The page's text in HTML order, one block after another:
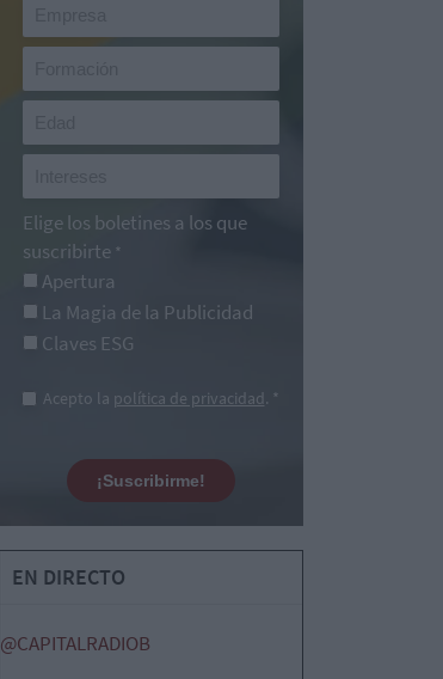
Elige los boletines a los que
suscribirte *
Apertura
La Magia de la Publicidad
Claves ESG
Acepto la política de privacidad. *
¡Suscribirme!
EN DIRECTO
@CAPITALRADIOB